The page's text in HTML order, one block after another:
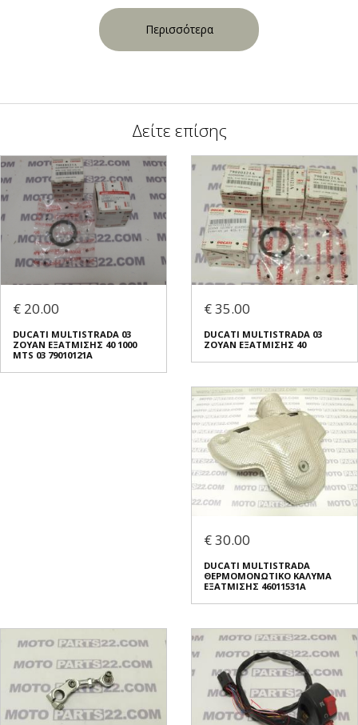
Περισσότερα
Δείτε επίσης
€ 20.00
DUCATI MULTISTRADA 03
ΖΟΥΑΝ ΕΞΑΤΜΙΣΗΣ 40 1000
MTS 03 79010121A
€ 35.00
DUCATI MULTISTRADA 03
ΖΟΥΑΝ ΕΞΑΤΜΙΣΗΣ 40
€ 30.00
DUCATI MULTISTRADA
ΘΕΡΜΟΜΟΝΩΤΙΚΟ ΚΑΛΥΜΑ
ΕΞΑΤΜΙΣΗΣ 46011531A